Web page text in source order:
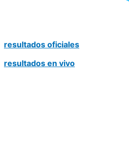
resultados oficiales
resultados en vivo